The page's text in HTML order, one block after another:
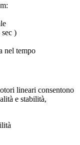
)
nel tempo
lineari consentono
e stabilità,